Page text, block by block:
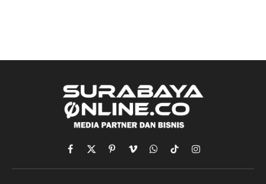
Facebook
X
(Twitter)
PinterestVimeoWhatsApp
TikTokInstagram